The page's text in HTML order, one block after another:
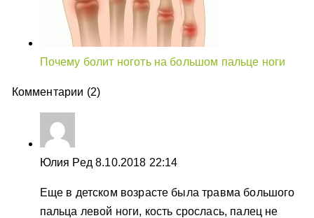
Почему болит ноготь на большом пальце ноги
Комментарии (2)
Юлия Ред 8.10.2018 22:14
Еще в детском возрасте была травма большого
пальца левой ноги, кость срослась, палец не